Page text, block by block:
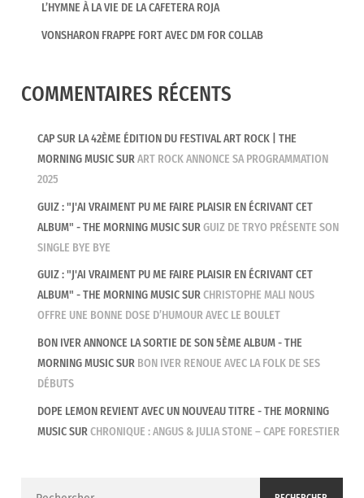
L’HYMNE À LA VIE DE LA CAFETERA ROJA
VONSHARON FRAPPE FORT AVEC DM FOR COLLAB
COMMENTAIRES RÉCENTS
CAP SUR LA 42ÈME ÉDITION DU FESTIVAL ART ROCK | THE
MORNING MUSICSURART ROCK ANNONCE SA PROGRAMMATION
2025
GUIZ : "J'AI VRAIMENT PU ME FAIRE PLAISIR EN ÉCRIVANT CET
ALBUM" - THE MORNING MUSICSURGUIZ DE TRYO PRÉSENTE SON
SINGLE BYE BYE
GUIZ : "J'AI VRAIMENT PU ME FAIRE PLAISIR EN ÉCRIVANT CET
ALBUM" - THE MORNING MUSICSURCHRISTOPHE MALI NOUS
OFFRE UNE BONNE DOSE D’HUMOUR AVEC LE BOULET
BON IVER ANNONCE LA SORTIE DE SON 5ÈME ALBUM - THE
MORNING MUSICSUR BON IVER RENOUE AVEC LA FOLK DE SES
DÉBUTS
DOPE LEMON REVIENT AVEC UN NOUVEAU TITRE - THE MORNING
MUSICSURCHRONIQUE : ANGUS & JULIA STONE – CAPE FORESTIER